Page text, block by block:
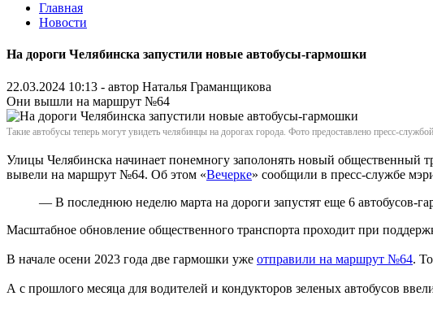
Главная
Новости
На дороги Челябинска запустили новые автобусы-гармошки
22.03.2024 10:13 - автор Наталья Граманщикова
Они вышли на маршрут №64
Такие автобусы теперь могут увидеть челябинцы на дорогах города. Фото предоставлено пресс-
Улицы Челябинска начинает понемногу заполонять новый общественный
вывели на маршрут №64. Об этом «Вечерке» сообщили в пресс-службе
— В последнюю неделю марта на дороги запустят еще 6 автобусов-
Масштабное обновление общественного транспорта проходит при
В начале осени 2023 года две гармошки уже отправили на маршрут №64.
А с прошлого месяца для водителей и кондукторов зеленых автобусов